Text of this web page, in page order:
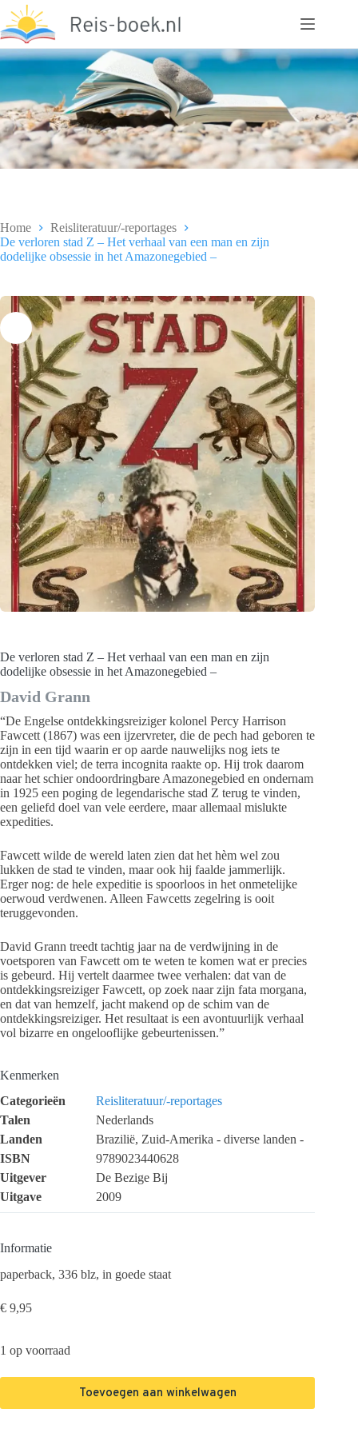
naar
de
inhoud
Home
Reisliteratuur/-reportages
De verloren stad Z – Het verhaal van een man en zijn
dodelijke obsessie in het Amazonegebied –
De verloren stad Z – Het verhaal van een man en zijn
dodelijke obsessie in het Amazonegebied –
David Grann
“De Engelse ontdekkingsreiziger kolonel Percy Harrison
Fawcett (1867) was een ijzervreter, die de pech had geboren te
zijn in een tijd waarin er op aarde nauwelijks nog iets te
ontdekken viel; de terra incognita raakte op. Hij trok daarom
naar het schier ondoordringbare Amazonegebied en ondernam
in 1925 een poging de legendarische stad Z terug te vinden,
een geliefd doel van vele eerdere, maar allemaal mislukte
expedities.
Fawcett wilde de wereld laten zien dat het hèm wel zou
lukken de stad te vinden, maar ook hij faalde jammerlijk.
Erger nog: de hele expeditie is spoorloos in het onmetelijke
oerwoud verdwenen. Alleen Fawcetts zegelring is ooit
teruggevonden.
David Grann treedt tachtig jaar na de verdwijning in de
voetsporen van Fawcett om te weten te komen wat er precies
is gebeurd. Hij vertelt daarmee twee verhalen: dat van de
ontdekkingsreiziger Fawcett, op zoek naar zijn fata morgana,
en dat van hemzelf, jacht makend op de schim van de
ontdekkingsreiziger. Het resultaat is een avontuurlijk verhaal
vol bizarre en ongelooflijke gebeurtenissen.”
Kenmerken
Categorieën
Reisliteratuur/-reportages
Talen
Nederlands
Landen
Brazilië, Zuid-Amerika - diverse landen -
ISBN
9789023440628
Uitgever
De Bezige Bij
Uitgave
2009
Informatie
paperback, 336 blz, in goede staat
€ 9,95
1 op voorraad
Toevoegen aan winkelwagen